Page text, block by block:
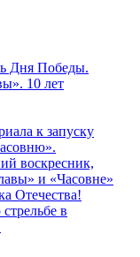
Дня Победы.
10 лет
к запуску
воскресник,
и «Часовне»
Отечества!
в